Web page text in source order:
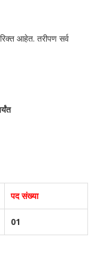
रिक्त आहेत. तरीपण सर्व
पद संख्या
01